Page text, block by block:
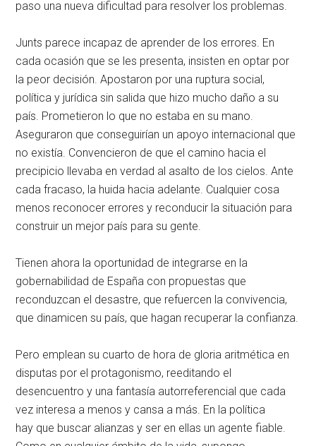
paso una nueva dificultad para resolver los problemas.
Junts parece incapaz de aprender de los errores. En
cada ocasión que se les presenta, insisten en optar por
la peor decisión. Apostaron por una ruptura social,
política y jurídica sin salida que hizo mucho daño a su
país. Prometieron lo que no estaba en su mano.
Aseguraron que conseguirían un apoyo internacional que
no existía. Convencieron de que el camino hacia el
precipicio llevaba en verdad al asalto de los cielos. Ante
cada fracaso, la huida hacia adelante. Cualquier cosa
menos reconocer errores y reconducir la situación para
construir un mejor país para su gente.
Tienen ahora la oportunidad de integrarse en la
gobernabilidad de España con propuestas que
reconduzcan el desastre, que refuercen la convivencia,
que dinamicen su país, que hagan recuperar la confianza.
Pero emplean su cuarto de hora de gloria aritmética en
disputas por el protagonismo, reeditando el
desencuentro y una fantasía autorreferencial que cada
vez interesa a menos y cansa a más. En la política
hay que buscar alianzas y ser en ellas un agente fiable.